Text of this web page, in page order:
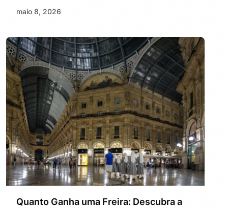
maio 8, 2026
Quanto Ganha uma Freira: Descubra a